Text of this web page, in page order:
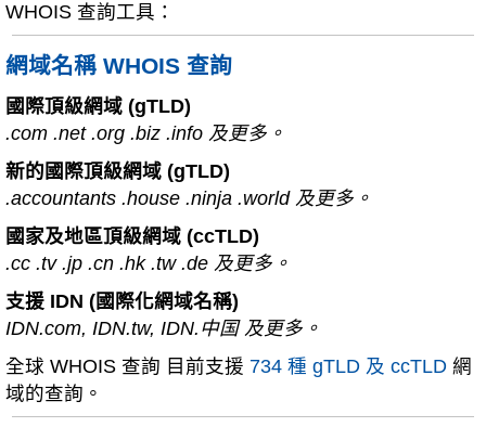
WHOIS 查詢工具：
網域名稱 WHOIS 查詢
國際頂級網域 (gTLD)
.com .net .org .biz .info 及更多。
新的國際頂級網域 (gTLD)
.accountants .house .ninja .world 及更多。
國家及地區頂級網域 (ccTLD)
.cc .tv .jp .cn .hk .tw .de 及更多。
支援 IDN (國際化網域名稱)
IDN.com, IDN.tw, IDN.中国 及更多。
全球 WHOIS 查詢 目前支援 734 種 gTLD 及 ccTLD 網
域的查詢。